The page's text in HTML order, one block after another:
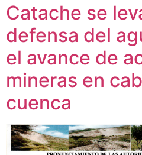
Catache se
defensa del
el avance de
mineras en
cuenca